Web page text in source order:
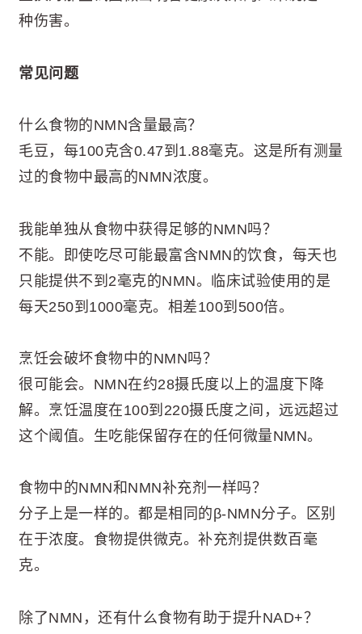
种伤害。
常见问题
什么食物的NMN含量最高？
毛豆，每100克含0.47到1.88毫克。这是所有测量
过的食物中最高的NMN浓度。
我能单独从食物中获得足够的NMN吗？
不能。即使吃尽可能最富含NMN的饮食，每天也
只能提供不到2毫克的NMN。临床试验使用的是
每天250到1000毫克。相差100到500倍。
烹饪会破坏食物中的NMN吗？
很可能会。NMN在约28摄氏度以上的温度下降
解。烹饪温度在100到220摄氏度之间，远远超过
这个阈值。生吃能保留存在的任何微量NMN。
食物中的NMN和NMN补充剂一样吗？
分子上是一样的。都是相同的β-NMN分子。区别
在于浓度。食物提供微克。补充剂提供数百毫
克。
除了NMN，还有什么食物有助于提升NAD+？